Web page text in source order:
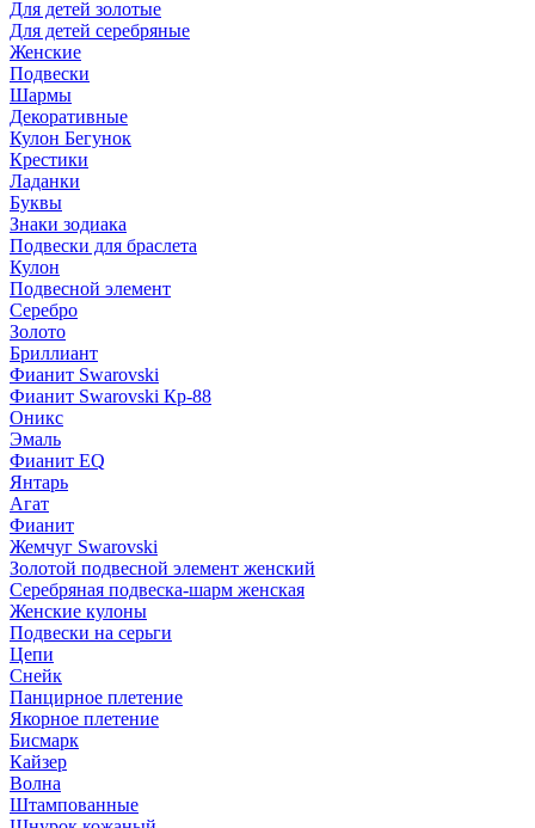
Для детей золотые
Для детей серебряные
Женские
Подвески
Шармы
Декоративные
Кулон Бегунок
Крестики
Ладанки
Буквы
Знаки зодиака
Подвески для браслета
Кулон
Подвесной элемент
Серебро
Золото
Бриллиант
Фианит Swarovski
Фианит Swarovski Кр-88
Оникс
Эмаль
Фианит EQ
Янтарь
Агат
Фианит
Жемчуг Swarovski
Золотой подвесной элемент женcкий
Серебряная подвеска-шарм женская
Женские кулоны
Подвески на серьги
Цепи
Снейк
Панцирное плетение
Якорное плетение
Бисмарк
Кайзер
Волна
Штампованные